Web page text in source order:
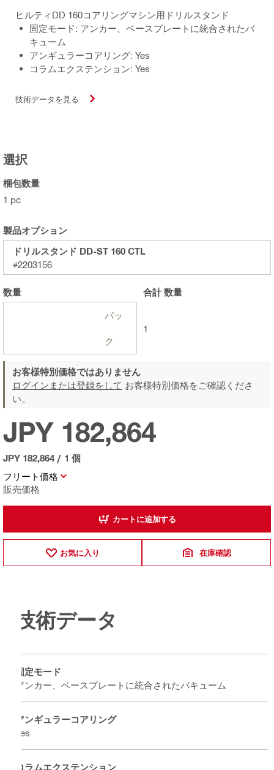
ヒルティDD 160コアリングマシン用ドリルスタンド
固定モード: アンカー、ベースプレートに統合されたバ
キューム
アンギュラーコアリング: Yes
コラムエクステンション: Yes
技術データを見る
選択
梱包数量
1 pc
製品オプション
ドリルスタンド DD-ST 160 CTL
#2203156
数量
パッ
ク
合計数量
1
お客様特別価格ではありません
ログインまたは登録をして お客様特別価格をご確認くださ
い。
フリート価格
販売価格
JPY 182,864
JPY 182,864 / 1 個
カートに追加する
お気に入り 在庫確認
技術データ
固定モード
アンカー、ベースプレートに統合されたバキューム
アンギュラーコアリング
Yes
コラムエクステンション